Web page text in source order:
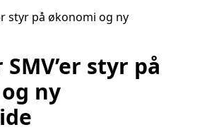
styr på
ny